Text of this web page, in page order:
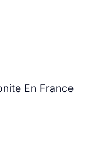
En France